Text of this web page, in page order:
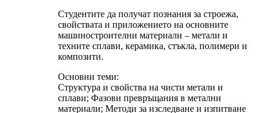
Студентите да получат познания за строежа,
свойствата и приложението на основните
машиностроителни материали – метали и
техните сплави, керамика, стъкла, полимери и
композити.
Основни теми:
Структура и свойства на чисти метали и
сплави; Фазови превръщания в метални
материали; Методи за изследване и изпитване